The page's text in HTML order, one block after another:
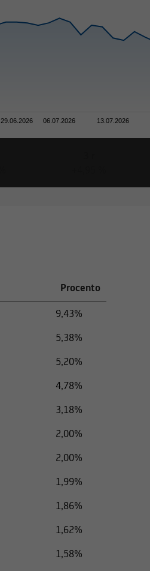
29.06.2026 06.07.2026 13.07.2026
Procento
9,43%
5,38%
5,20%
4,78%
3,18%
2,00%
2,00%
1,99%
1,86%
1,62%
1,58%